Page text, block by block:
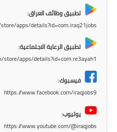
تطبيق وظائف العراق:
apps/details?id=com.iraq21jobs
تطبيق الرعاية الاجتماعية:
store/apps/details?id=com.re3ayah1
فيسبوك:
https://www.facebook.com/iraqjobs9
يوتيوب:
https://www.youtube.com/@iraqjobs